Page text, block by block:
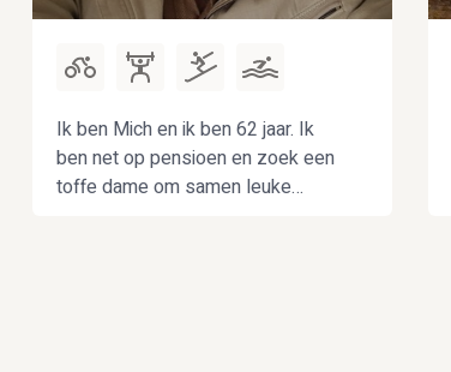
Ik ben Mich en ik ben 62 jaar. Ik
ben net op pensioen en zoek een
toffe dame om samen leuke